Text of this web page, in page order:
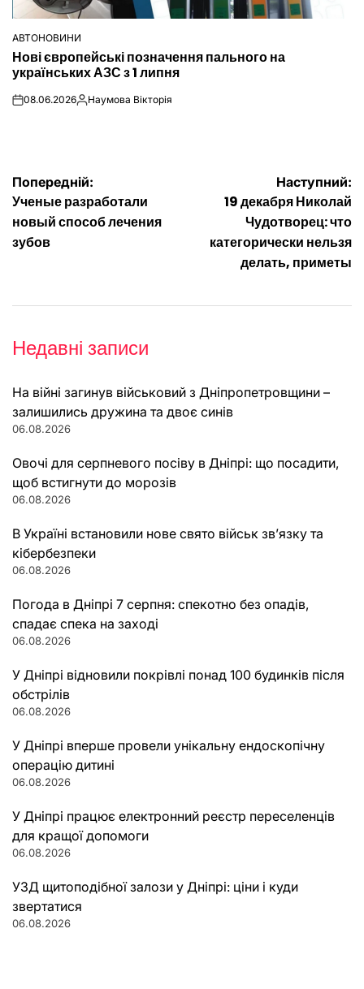
ОПУБЛІКУВАТИ
У
АВТОНОВИНИ
Нові європейські позначення пального на
українських АЗС з 1 липня
on08.06.2026Опубліковано
Наумова Вікторія
Навігація
записів
Попередній:
Ученые разработали
новый способ лечения
зубов
Наступний:
19 декабря Николай
Чудотворец: что
категорически нельзя
делать, приметы
Недавні записи
На війні загинув військовий з Дніпропетровщини –
залишились дружина та двоє синів
06.08.2026
Овочі для серпневого посіву в Дніпрі: що посадити,
щоб встигнути до морозів
06.08.2026
В Україні встановили нове свято військ зв’язку та
кібербезпеки
06.08.2026
Погода в Дніпрі 7 серпня: спекотно без опадів,
спадає спека на заході
06.08.2026
У Дніпрі відновили покрівлі понад 100 будинків після
обстрілів
06.08.2026
У Дніпрі вперше провели унікальну ендоскопічну
операцію дитині
06.08.2026
У Дніпрі працює електронний реєстр переселенців
для кращої допомоги
06.08.2026
УЗД щитоподібної залози у Дніпрі: ціни і куди
звертатися
06.08.2026